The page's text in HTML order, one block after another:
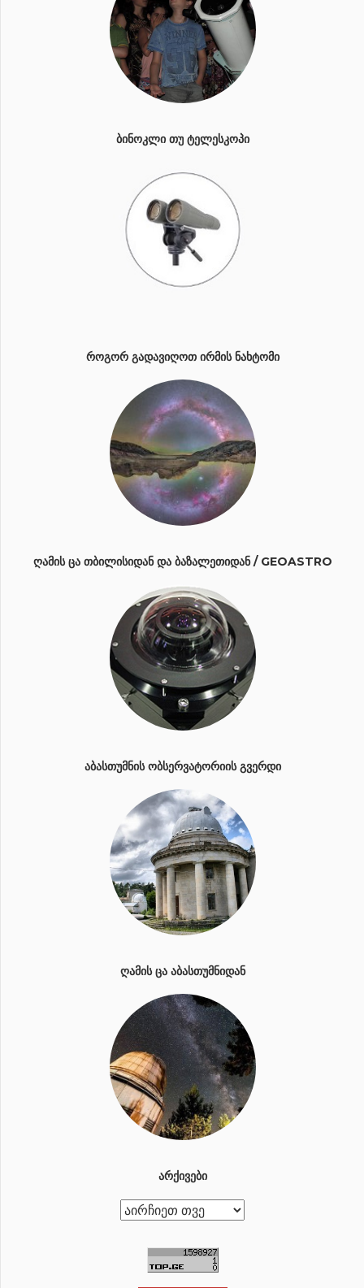
ᲑᲘᲜᲝᲙᲚᲘ ᲗᲣ ᲢᲔᲚᲔᲡᲙᲝᲞᲘ
ᲠᲝᲒᲝᲠ ᲒᲐᲓᲐᲕᲘᲦᲝᲗ ᲘᲠᲛᲘᲡ ᲜᲐᲮᲢᲝᲛᲘ
ᲦᲐᲛᲘᲡ ᲪᲐ ᲗᲑᲘᲚᲘᲡᲘᲓᲐᲜ ᲓᲐ ᲑᲐᲖᲐᲚᲔᲗᲘᲓᲐᲜ / GEOASTRO
ᲐᲑᲐᲡᲗᲣᲛᲜᲘᲡ ᲝᲑᲡᲔᲠᲕᲐᲢᲝᲠᲘᲘᲡ ᲒᲕᲔᲠᲓᲘ
ᲦᲐᲛᲘᲡ ᲪᲐ ᲐᲑᲐᲡᲗᲣᲛᲜᲘᲓᲐᲜ
ᲐᲠᲥᲘᲕᲔᲑᲘ
ა